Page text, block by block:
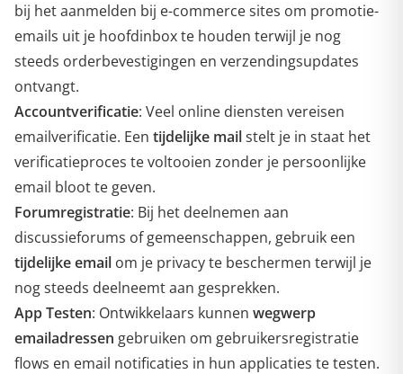
bij het aanmelden bij e-commerce sites om promotie-
emails uit je hoofdinbox te houden terwijl je nog
steeds orderbevestigingen en verzendingsupdates
ontvangt.
Accountverificatie: Veel online diensten vereisen
emailverificatie. Een tijdelijke mailstelt je in staat het
verificatieproces te voltooien zonder je persoonlijke
email bloot te geven.
Forumregistratie: Bij het deelnemen aan
discussieforums of gemeenschappen, gebruik een
tijdelijke email om je privacy te beschermen terwijl je
nog steeds deelneemt aan gesprekken.
App Testen: Ontwikkelaars kunnen wegwerp
emailadressen gebruiken om gebruikersregistratie
flows en email notificaties in hun applicaties te testen.